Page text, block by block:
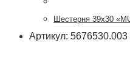
Шестерня 39х30
Артикул: 5676530.003